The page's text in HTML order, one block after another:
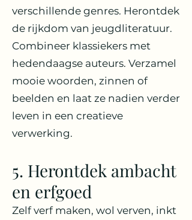
verschillende genres. Herontdek
de rijkdom van jeugdliteratuur.
Combineer klassiekers met
hedendaagse auteurs. Verzamel
mooie woorden, zinnen of
beelden en laat ze nadien verder
leven in een creatieve
verwerking.
5. Herontdek ambacht
en erfgoed
Zelf verf maken, wol verven, inkt